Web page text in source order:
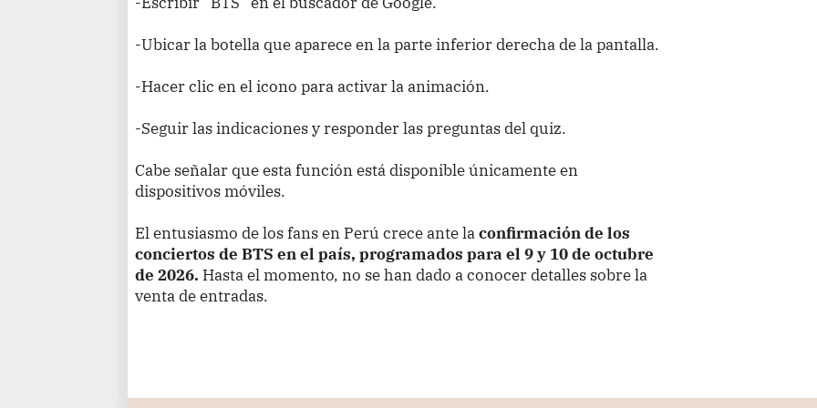
-Ubicar la botella que aparece en la parte inferior derecha de la pantalla.
-Hacer clic en el icono para activar la animación.
-Seguir las indicaciones y responder las preguntas del quiz.
Cabe señalar que esta función está disponible únicamente en
dispositivos móviles.
El entusiasmo de los fans en Perú crece ante laconfirmación de los
conciertos de BTS en el país, programados para el 9 y 10 de octubre
de 2026. Hasta el momento, no se han dado a conocer detalles sobre la
venta de entradas.